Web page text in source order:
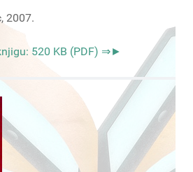
2007.
520 KB (PDF) ⇒►